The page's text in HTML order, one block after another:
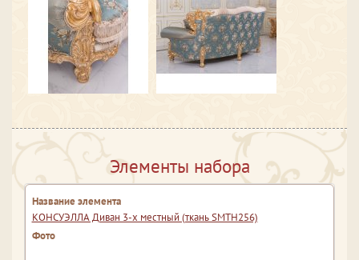
Элементы набора
КОНСУЭЛЛА Диван 3-х местный (ткань SMTH256)